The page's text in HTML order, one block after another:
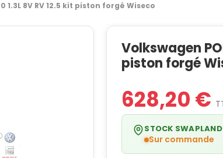
1.3L 8V RV 12.5 kit piston forgé Wiseco
Volkswagen
piston forgé
628,20 €
STOCK
Sur commande